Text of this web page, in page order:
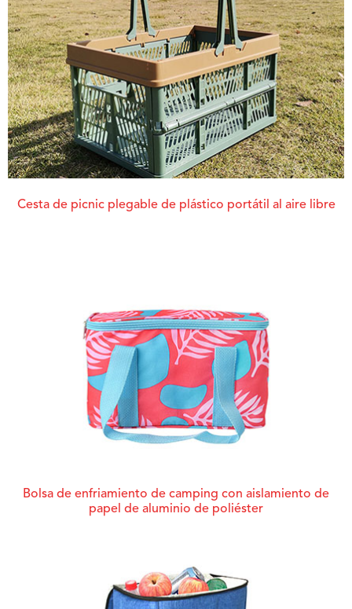
Cesta de picnic plegable de plástico portátil al aire libre
Bolsa de enfriamiento de camping con aislamiento de
papel de aluminio de poliéster